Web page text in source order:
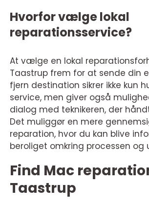
Hvorfor vælge lokal
reparationsservice?
At vælge en lokal
Taastrup frem for at sende din
fjern destination sikrer ikke kun
service, men giver også
dialog med teknikeren, der
Det muliggør en mere
reparation, hvor du kan blive
beroliget omkring processen og
Find Mac
Taastrup